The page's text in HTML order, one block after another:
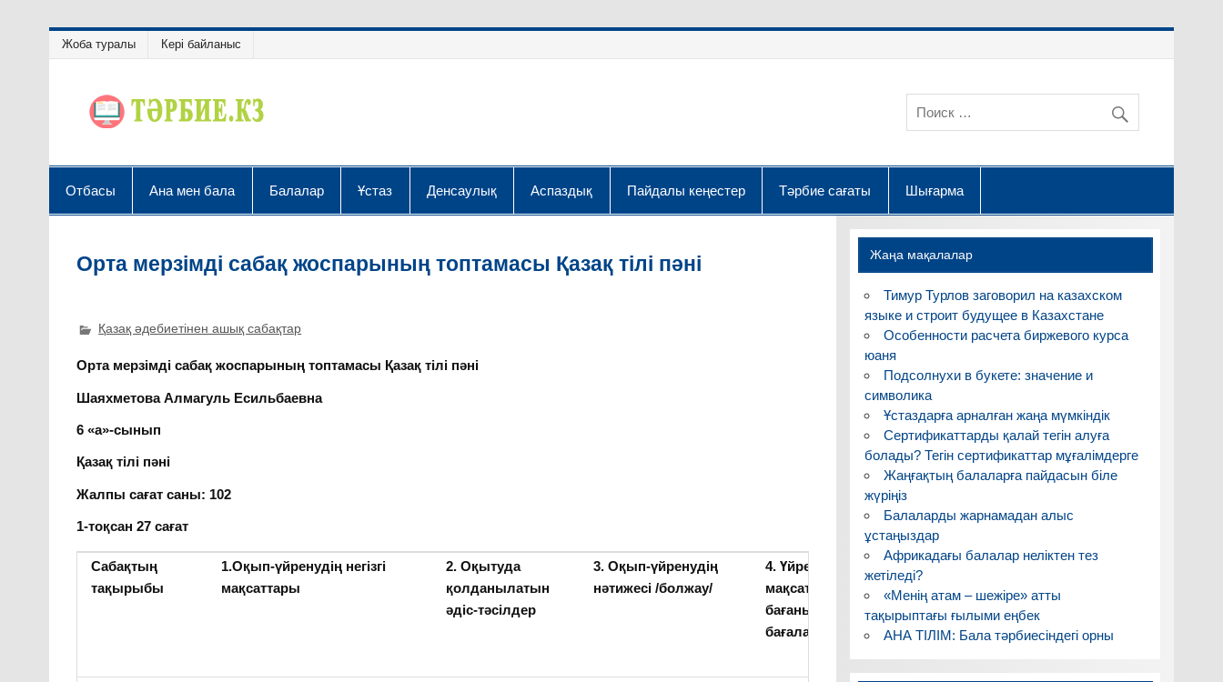
Жоба туралы Кері байланыс
Отбасы Ана мен бала Балалар Ұстаз Денсаулық Аспаздық Пайдалы кеңестер Тәрбие сағаты Шығарма
Орта мерзімді сабақ жоспарының топтамасы Қазақ тілі пәні
Қазақ әдебиетінен ашық сабақтар
Орта мерзімді сабақ жоспарының топтамасы Қазақ тілі пәні
Шаяхметова Алмагуль Есильбаевна
6 «а»-сынып
Қазақ тілі пәні
Жалпы сағат саны: 102
1-тоқсан 27 сағат
Сабақтың
тақырыбы
1.Оқып-үйренудің негізгі
мақсаттары
2. Оқытуда
қолданылатын
әдіс-тәсілдер
3. Оқып-үйренудің
нәтижесі /болжау/
4. Үйрену
мақсатындағы
бағаны қоса,
бағалау
5. Бәрін қоса
есептегенде
Жаңа мақалалар
Тимур Турлов заговорил на казахском
языке и строит будущее в Казахстане
Особенности расчета биржевого курса
юаня
Подсолнухи в букете: значение и
символика
Ұстаздарға арналған жаңа мүмкіндік
Сертификаттарды қалай тегін алуға
болады? Тегін сертификаттар мұғалімдерге
Жаңғақтың балаларға пайдасын біле
жүріңіз
Балаларды жарнамадан алыс
ұстаңыздар
Африкадағы балалар неліктен тез
жетіледі?
«Менің атам – шежіре» атты
тақырыптағы ғылыми еңбек
АНА ТІЛІМ: Бала тәрбиесіндегі орны